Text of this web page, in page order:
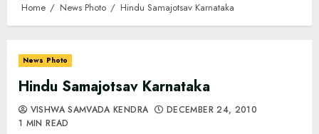
Home News Photo Hindu Samajotsav Karnataka
News Photo
Hindu Samajotsav Karnataka
VISHWA SAMVADA KENDRA
DECEMBER 24, 2010
1 MIN READ